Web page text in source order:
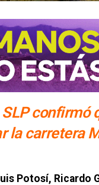
la carretera
Potosí, Ricardo